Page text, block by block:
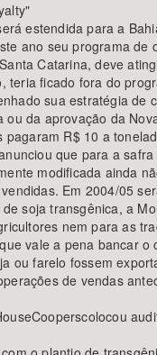
estendida para a
ano seu programa
Catarina, deve
teria ficado fora do
sua estratégia
da aprovação da
R$ 10 a
que para a
modificada ainda
Em 2004/05
soja transgênica, a
nem para as
vale a pena bancar
ou farelo fossem
de vendas